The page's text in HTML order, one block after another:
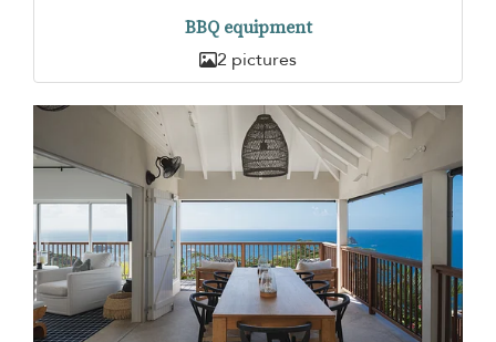
BBQ equipment
2 pictures